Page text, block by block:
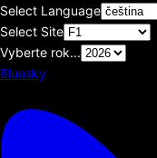
Select Language
Select Site
Vyberte rok...
Bluesky